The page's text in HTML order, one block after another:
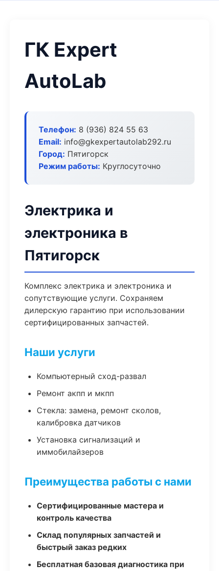
ГК Expert
AutoLab
Телефон: 8 (936) 824 55 63
Email: info@gkexpertautolab292.ru
Город: Пятигорск
Режим работы: Круглосуточно
Электрика и
электроника в
Пятигорск
Комплекс электрика и электроника и
сопутствующие услуги. Сохраняем
дилерскую гарантию при использовании
сертифицированных запчастей.
Наши услуги
Компьютерный сход-развал
Ремонт акпп и мкпп
Стекла: замена, ремонт сколов,
калибровка датчиков
Установка сигнализаций и
иммобилайзеров
Преимущества работы с нами
Сертифицированные мастера и
контроль качества
Склад популярных запчастей и
быстрый заказ редких
Бесплатная базовая диагностика при